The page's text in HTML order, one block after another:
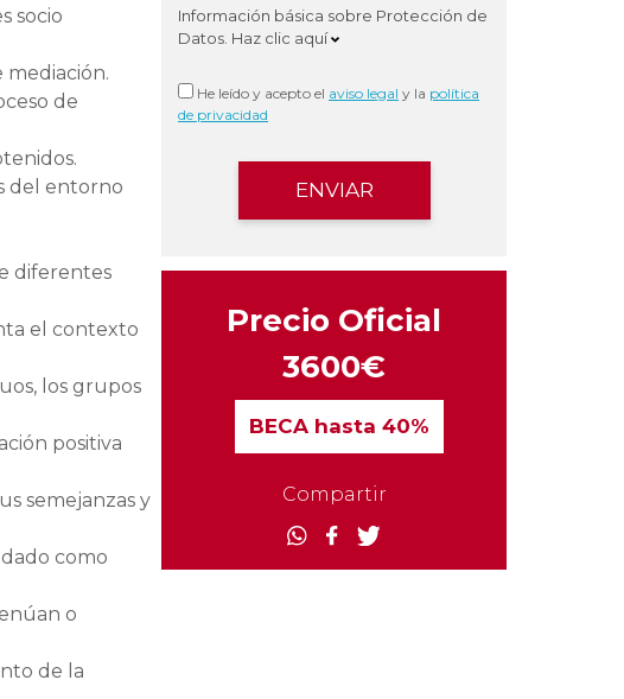
socio
de
del entorno
diferentes
el contexto
los grupos
positiva
semejanzas y
como
o
de la
Información básica sobre Protección de
Datos. Haz clic aquí
He leído y acepto el aviso legal y la política
de privacidad
Precio Oficial
3600€
BECAhasta 40%
Compartir